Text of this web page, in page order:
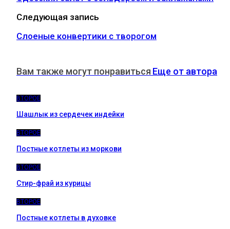
Следующая запись
Слоеные конвертики с творогом
Вам также могут понравиться Еще от автора
ВТОРОЕ
Шашлык из сердечек индейки
ВТОРОЕ
Постные котлеты из моркови
ВТОРОЕ
Стир-фрай из курицы
ВТОРОЕ
Постные котлеты в духовке